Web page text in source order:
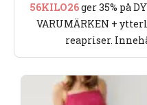
56KILO26ger 35% på
VARUMÄRKEN +
reapriser.